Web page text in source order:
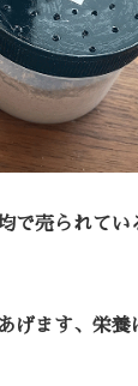
で売られてい
げます、栄養